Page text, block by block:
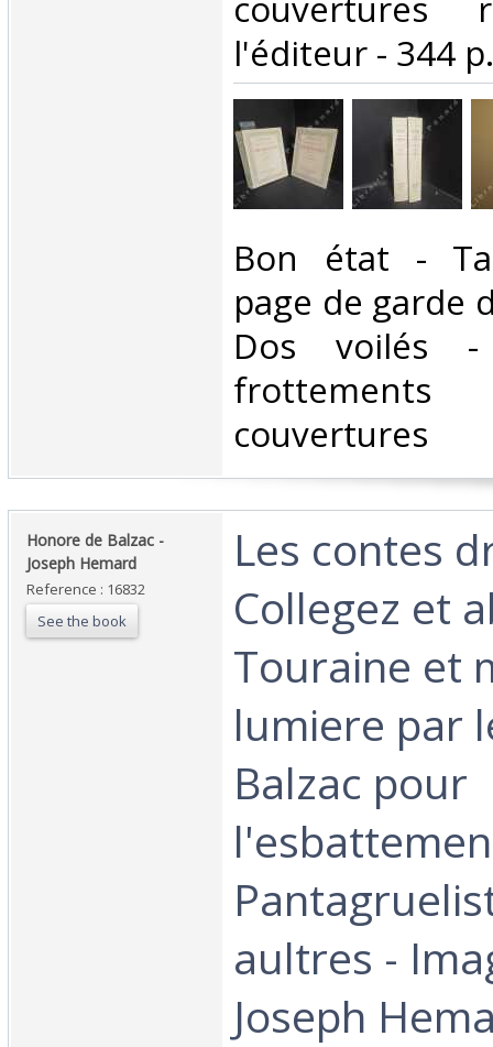
l'éditeur - 344
‎Bon état -
page de garde
Dos voilés
couvertures ‎
‎Honore de Balzac -
Joseph Hemard‎
Reference : 16832
See the book
‎Les contes
Collegez et
Touraine et
lumiere par
Balzac pour
aultres -
Joseph